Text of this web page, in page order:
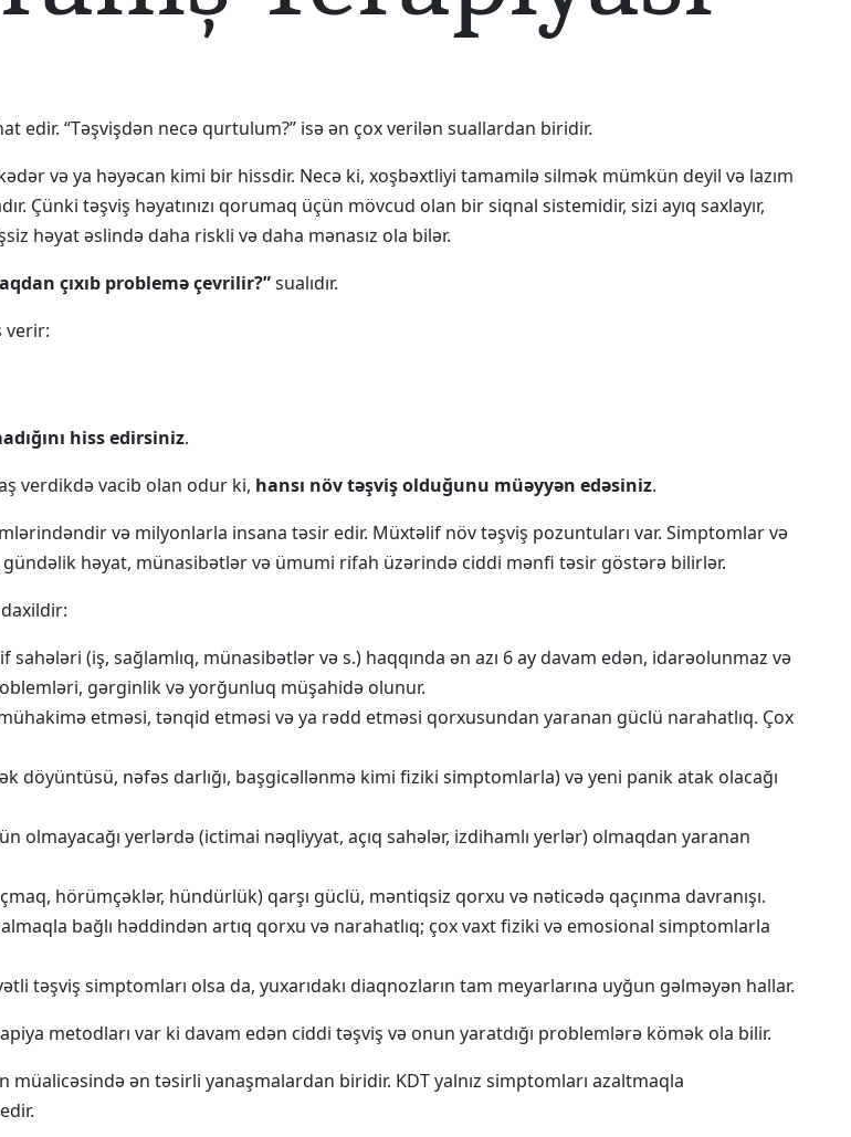
edir. “Təşvişdən necə qurtulum?” isə ən çox verilən suallardan biridir.
və ya həyəcan kimi bir hissdir. Necə ki, xoşbəxtliyi tamamilə silmək mümkün deyil və lazım
Çünki təşviş həyatınızı qorumaq üçün mövcud olan bir siqnal sistemidir, sizi ayıq saxlayır,
həyat əslində daha riskli və daha mənasız ola bilər.
çıxıb problemə çevrilir?”sualıdır.
verir:
hiss edirsiniz.
verdikdə vacib olan odur ki, hansı növ təşviş olduğunu müəyyən edəsiniz.
və milyonlarla insana təsir edir. Müxtəlif növ təşviş pozuntuları var. Simptomlar və
həyat, münasibətlər və ümumi rifah üzərində ciddi mənfi təsir göstərə bilirlər.
sahələri (iş, sağlamlıq, münasibətlər və s.) haqqında ən azı 6 ay davam edən, idarəolunmaz və
gərginlik və yorğunluq müşahidə olunur.
etməsi, tənqid etməsi və ya rədd etməsi qorxusundan yaranan güclü narahatlıq. Çox
döyüntüsü, nəfəs darlığı, başgicəllənmə kimi fiziki simptomlarla) və yeni panik atak olacağı
olmayacağı yerlərdə (ictimai nəqliyyat, açıq sahələr, izdihamlı yerlər) olmaqdan yaranan
hörümçəklər, hündürlük) qarşı güclü, məntiqsiz qorxu və nəticədə qaçınma davranışı.
bağlı həddindən artıq qorxu və narahatlıq; çox vaxt fiziki və emosional simptomlarla
təşviş simptomları olsa da, yuxarıdakı diaqnozların tam meyarlarına uyğun gəlməyən hallar.
metodları var ki davam edən ciddi təşviş və onun yaratdığı problemlərə kömək ola bilir.
müalicəsində ən təsirli yanaşmalardan biridir. KDT yalnız simptomları azaltmaqla